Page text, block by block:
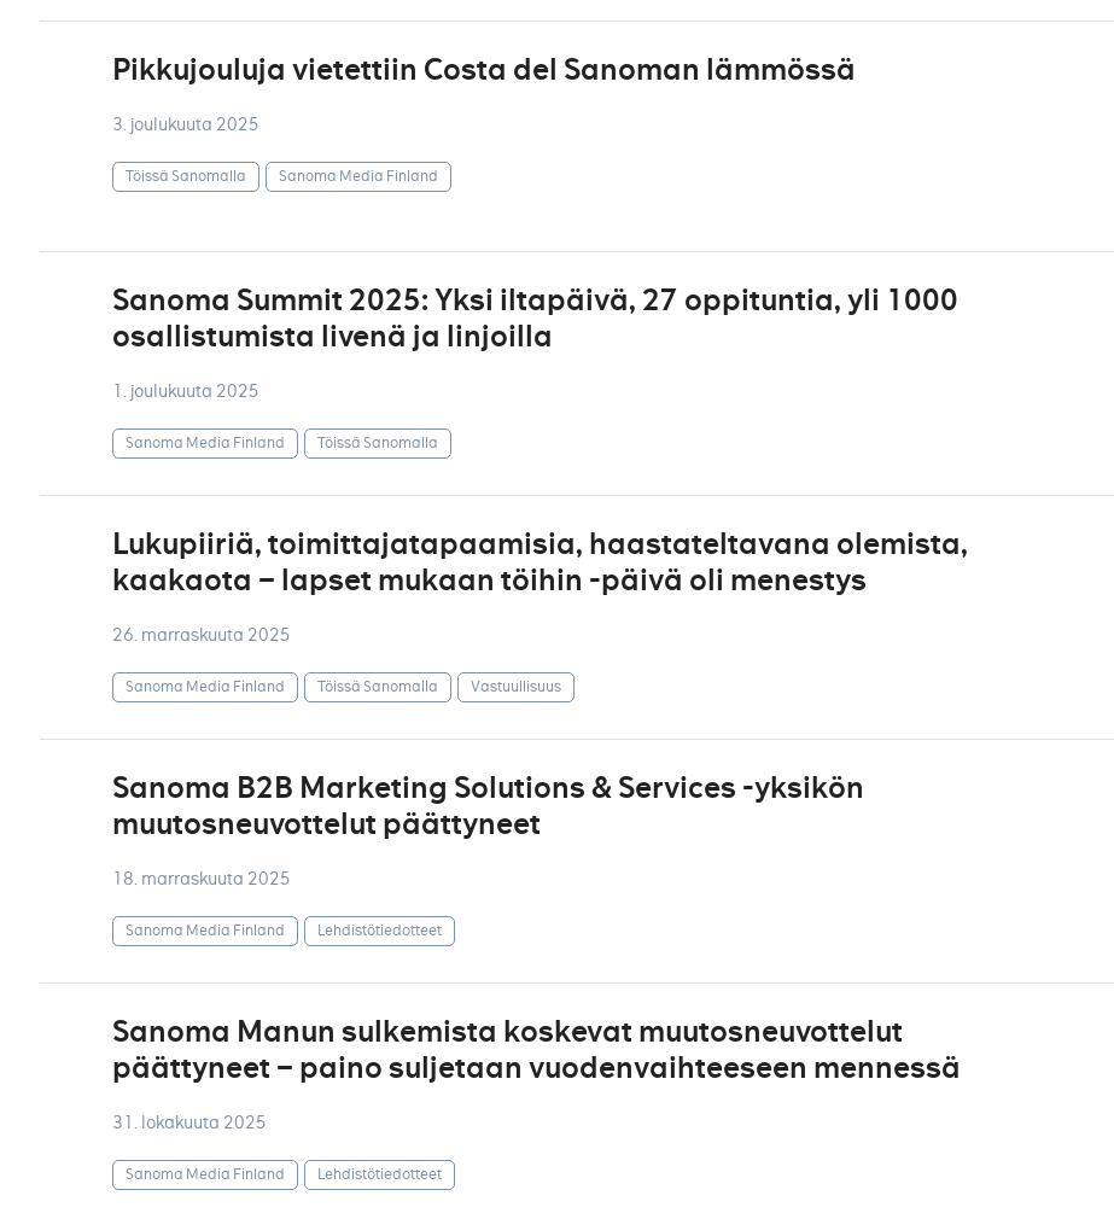
Pikkujouluja vietettiin Costa del Sanoman lämmössä
3. joulukuuta 2025
Töissä Sanomalla Sanoma Media Finland
Sanoma Summit 2025: Yksi iltapäivä, 27 oppituntia, yli 1000
osallistumista livenä ja linjoilla
1. joulukuuta 2025
Sanoma Media Finland Töissä Sanomalla
Lukupiiriä, toimittajatapaamisia, haastateltavana olemista,
kaakaota – lapset mukaan töihin -päivä oli menestys
26. marraskuuta 2025
Sanoma Media Finland Töissä Sanomalla Vastuullisuus
Sanoma B2B Marketing Solutions & Services -yksikön
muutosneuvottelut päättyneet
18. marraskuuta 2025
Sanoma Media Finland Lehdistötiedotteet
Sanoma Manun sulkemista koskevat muutosneuvottelut
päättyneet – paino suljetaan vuodenvaihteeseen mennessä
31. lokakuuta 2025
Sanoma Media Finland Lehdistötiedotteet